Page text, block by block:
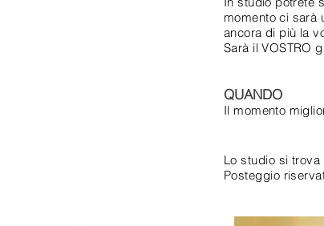
momento ci sarà
ancora di più la
Sarà il VOSTRO
QUANDO
Il momento
Lo studio si
Posteggio